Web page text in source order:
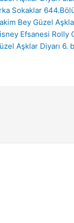
Sokaklar
Bey Güzel
Efsanesi Rolly
Aşklar Diyarı